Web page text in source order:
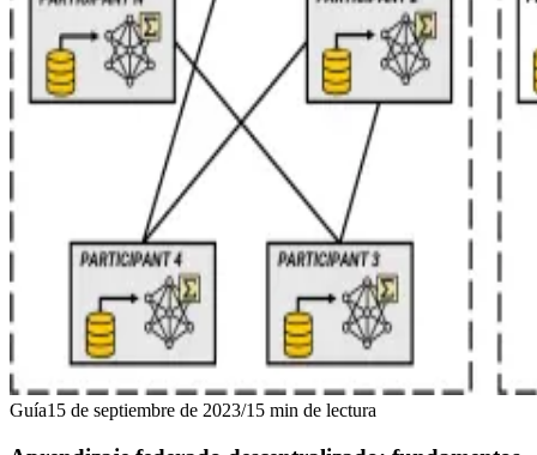
Guía15 de septiembre de 2023/15 min de lectura